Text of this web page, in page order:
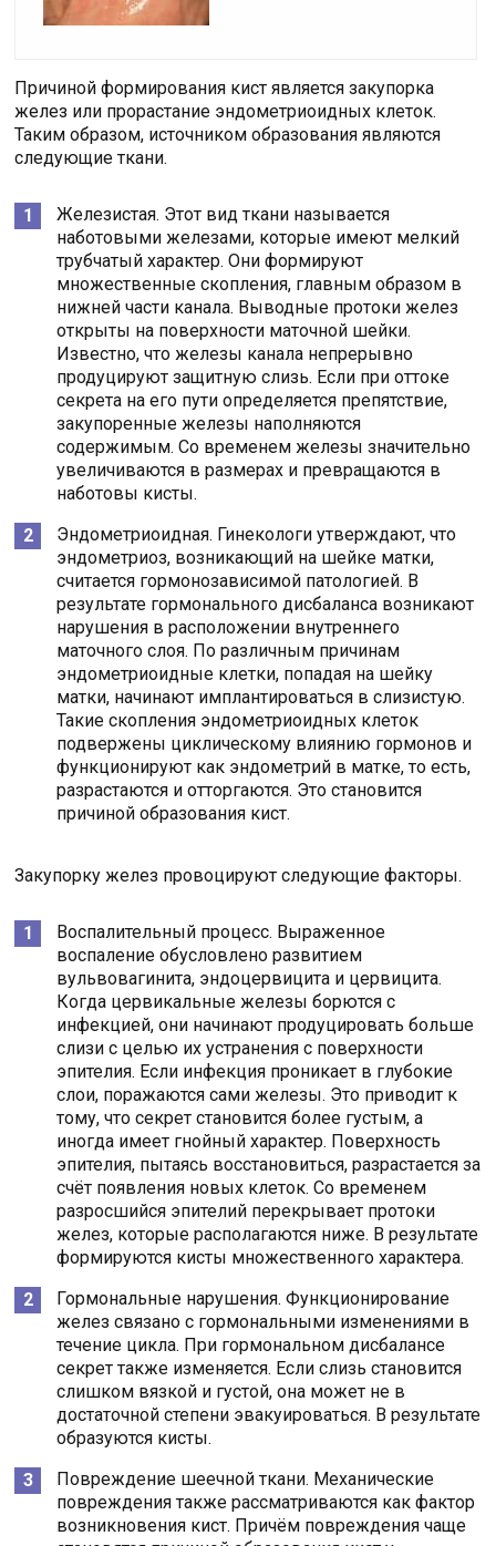
Причиной формирования кист является закупорка
желез или прорастание эндометриоидных клеток.
Таким образом, источником образования являются
следующие ткани.
Железистая. Этот вид ткани называется
наботовыми железами, которые имеют мелкий
трубчатый характер. Они формируют
множественные скопления, главным образом в
нижней части канала. Выводные протоки желез
открыты на поверхности маточной шейки.
Известно, что железы канала непрерывно
продуцируют защитную слизь. Если при оттоке
секрета на его пути определяется препятствие,
закупоренные железы наполняются
содержимым. Со временем железы значительно
увеличиваются в размерах и превращаются в
наботовы кисты.
Эндометриоидная. Гинекологи утверждают, что
эндометриоз, возникающий на шейке матки,
считается гормонозависимой патологией. В
результате гормонального дисбаланса возникают
нарушения в расположении внутреннего
маточного слоя. По различным причинам
эндометриоидные клетки, попадая на шейку
матки, начинают имплантироваться в слизистую.
Такие скопления эндометриоидных клеток
подвержены циклическому влиянию гормонов и
функционируют как эндометрий в матке, то есть,
разрастаются и отторгаются. Это становится
причиной образования кист.
Закупорку желез провоцируют следующие факторы.
Воспалительный процесс. Выраженное
воспаление обусловлено развитием
вульвовагинита, эндоцервицита и цервицита.
Когда цервикальные железы борются с
инфекцией, они начинают продуцировать больше
слизи с целью их устранения с поверхности
эпителия. Если инфекция проникает в глубокие
слои, поражаются сами железы. Это приводит к
тому, что секрет становится более густым, а
иногда имеет гнойный характер. Поверхность
эпителия, пытаясь восстановиться, разрастается за
счёт появления новых клеток. Со временем
разросшийся эпителий перекрывает протоки
желез, которые располагаются ниже. В результате
формируются кисты множественного характера.
Гормональные нарушения. Функционирование
желез связано с гормональными изменениями в
течение цикла. При гормональном дисбалансе
секрет также изменяется. Если слизь становится
слишком вязкой и густой, она может не в
достаточной степени эвакуироваться. В результате
образуются кисты.
Повреждение шеечной ткани. Механические
повреждения также рассматриваются как фактор
возникновения кист. Причём повреждения чаще